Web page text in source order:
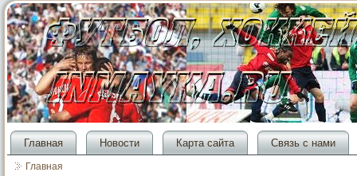
Главная Новости Карта сайта Связь с нами
Главная